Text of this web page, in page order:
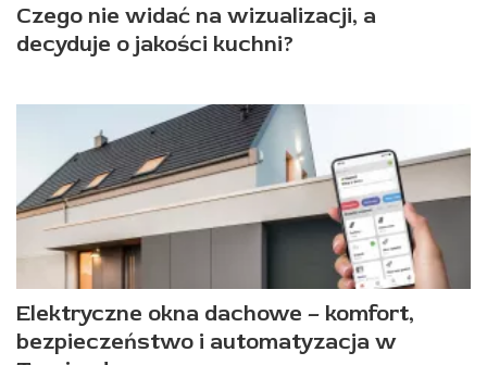
Czego nie widać na wizualizacji, a
decyduje o jakości kuchni?
Elektryczne okna dachowe – komfort,
bezpieczeństwo i automatyzacja w